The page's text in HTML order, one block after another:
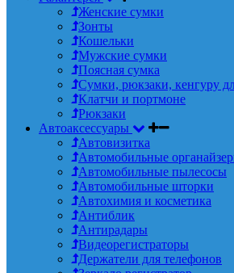
Женские сумки
Зонты
Кошельки
Мужские сумки
Поясная сумка
Сумки, рюкзаки, кенгуру
Клатчи и портмоне
Рюкзаки
Автоаксессуары
Автовизитка
Автомобильные
Автомобильные пылесосы
Автомобильные шторки
Автохимия и косметика
Антиблик
Антирадары
Видеорегистраторы
Держатели для телефонов